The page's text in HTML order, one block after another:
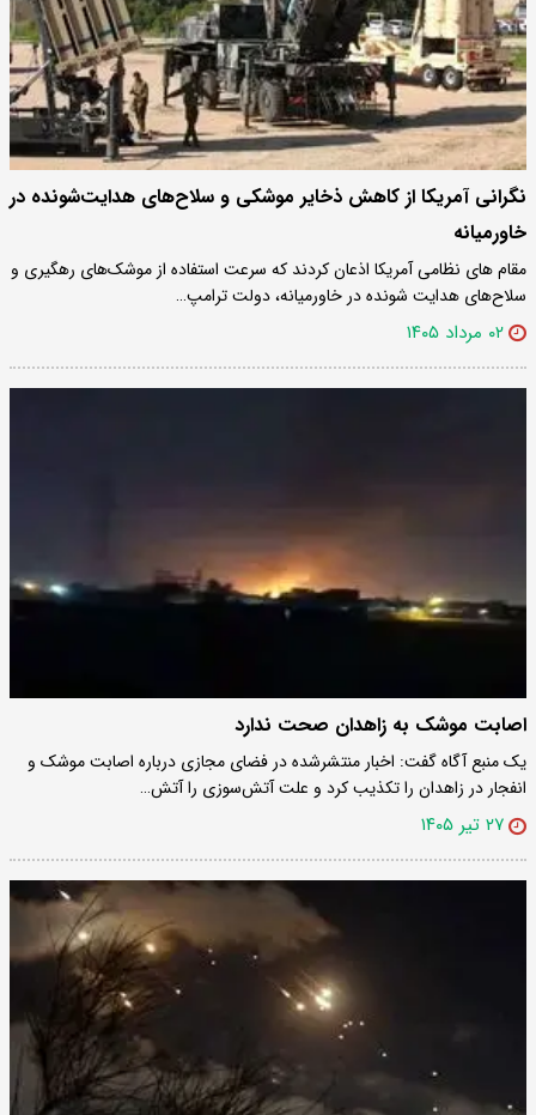
نگرانی آمریکا از کاهش ذخایر موشکی و سلاح‌های هدایت‌شونده در
خاورمیانه
مقام های نظامی آمریکا اذعان کردند که سرعت استفاده از موشک‌های رهگیری و
سلاح‌های هدایت‌ شونده در خاورمیانه، دولت ترامپ…
۰۲ مرداد ۱۴۰۵
اصابت موشک به زاهدان صحت ندارد
یک منبع آگاه گفت: اخبار منتشرشده در فضای مجازی درباره اصابت موشک و
انفجار در زاهدان را تکذیب کرد و علت آتش‌سوزی را آتش…
۲۷ تیر ۱۴۰۵